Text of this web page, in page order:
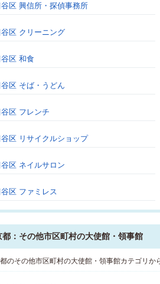
区 興信所・探偵事務所
区 クリーニング
区 和食
区 そば・うどん
区 フレンチ
区 リサイクルショップ
区 ネイルサロン
区 ファミレス
都：その他市区町村の大使館・領事館
のその他市区町村の大使館・領事館カテゴリか